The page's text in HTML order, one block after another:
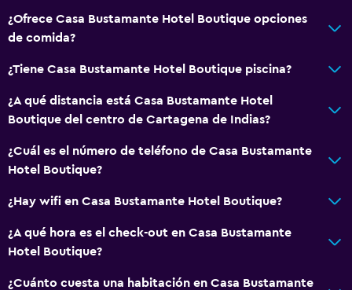
Habitaciones familiares
Espacio de almacenamiento
Toallas para piscina
Traslado aeropuerto
Habitación
Camas extralargas (+2 m)
¿Ofrece Casa Bustamante Hotel Boutique opciones
de comida?
¿Tiene Casa Bustamante Hotel Boutique piscina?
¿A qué distancia está Casa Bustamante Hotel
Boutique del centro de Cartagena de Indias?
¿Cuál es el número de teléfono de Casa Bustamante
Hotel Boutique?
¿Hay wifi en Casa Bustamante Hotel Boutique?
¿A qué hora es el check-out en Casa Bustamante
Hotel Boutique?
¿Cuánto cuesta una habitación en Casa Bustamante